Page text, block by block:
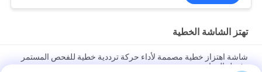
تهتز الشاشة الخطية
شاشة اهتزاز خطية مصممة لأداء حركة ترددية خطية للفحص المستمر
وفصل المواد